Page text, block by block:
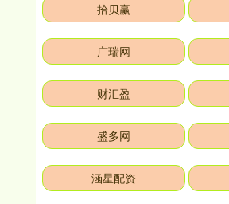
拾贝赢
广瑞网
财汇盈
盛多网
涵星配资